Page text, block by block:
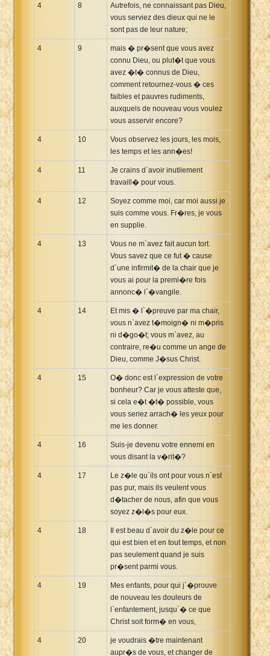
4 8
Autrefois, ne connaissant pas Dieu,
vous serviez des dieux qui ne le
sont pas de leur nature;
4 9
mais � pr�sent que vous avez
connu Dieu, ou plut�t que vous
avez �t� connus de Dieu,
comment retournez-vous � ces
faibles et pauvres rudiments,
auxquels de nouveau vous voulez
vous asservir encore?
4 10
Vous observez les jours, les mois,
les temps et les ann�es!
4 11
Je crains d`avoir inutilement
travaill� pour vous.
4 12
Soyez comme moi, car moi aussi je
suis comme vous. Fr�res, je vous
en supplie.
4 13
Vous ne m`avez fait aucun tort.
Vous savez que ce fut � cause
d`une infirmit� de la chair que je
vous ai pour la premi�re fois
annonc� l`�vangile.
4 14
Et mis � l`�preuve par ma chair,
vous n`avez t�moign� ni m�pris
ni d�go�t; vous m`avez, au
contraire, re�u comme un ange de
Dieu, comme J�sus Christ.
4 15
O� donc est l`expression de votre
bonheur? Car je vous atteste que,
si cela e�t �t� possible, vous
vous seriez arrach� les yeux pour
me les donner.
4 16
Suis-je devenu votre ennemi en
vous disant la v�rit�?
4 17
Le z�le qu`ils ont pour vous n`est
pas pur, mais ils veulent vous
d�tacher de nous, afin que vous
soyez z�l�s pour eux.
4 18
Il est beau d`avoir du z�le pour ce
qui est bien et en tout temps, et non
pas seulement quand je suis
pr�sent parmi vous.
4 19
Mes enfants, pour qui j`�prouve
de nouveau les douleurs de
l`enfantement, jusqu`� ce que
Christ soit form� en vous,
4 20
je voudrais �tre maintenant
aupr�s de vous, et changer de